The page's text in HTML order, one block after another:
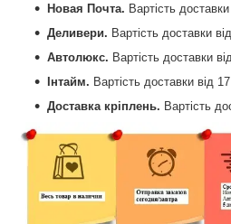
Новая Почта. Вартість доставки
Деливери. Вартість доставки від
Автолюкс. Вартість доставки від
Інтайм. Вартість доставки від
Доставка кріплень. Вартість